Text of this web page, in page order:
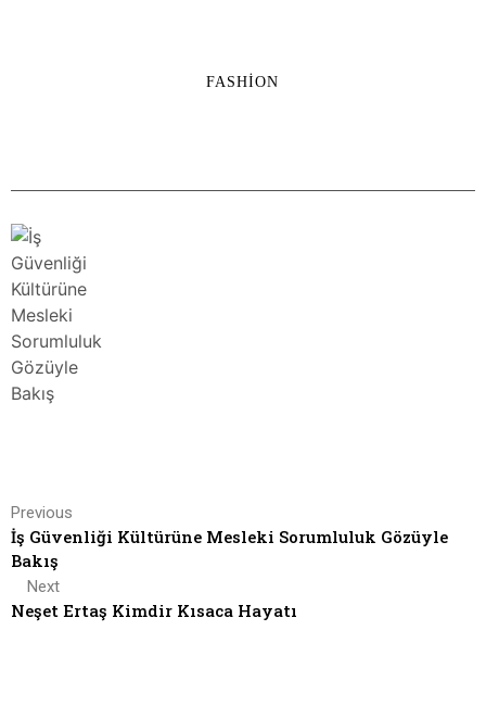
FASHION
Previous
İş Güvenliği Kültürüne Mesleki Sorumluluk Gözüyle
Bakış
Next
Neşet Ertaş Kimdir Kısaca Hayatı